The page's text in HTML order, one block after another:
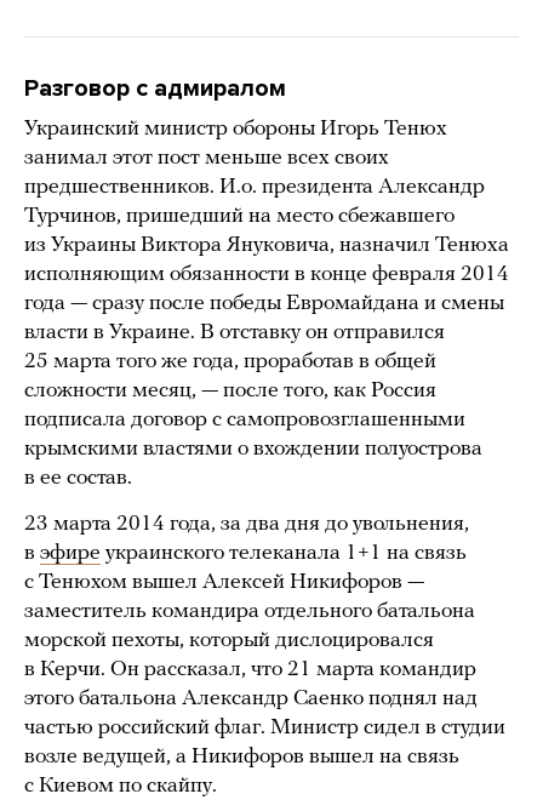
Разговор с адмиралом
Украинский министр обороны Игорь Тенюх
занимал этот пост меньше всех своих
предшественников. И.о. президента Александр
Турчинов, пришедший на место сбежавшего
из Украины Виктора Януковича, назначил Тенюха
исполняющим обязанности в конце февраля 2014
года — сразу после победы Евромайдана и смены
власти в Украине. В отставку он отправился
25 марта того же года, проработав в общей
сложности месяц, — после того, как Россия
подписала договор с самопровозглашенными
крымскими властями о вхождении полуострова
в ее состав.
23 марта 2014 года, за два дня до увольнения,
в эфире украинского телеканала 1+1 на связь
с Тенюхом вышел Алексей Никифоров —
заместитель командира отдельного батальона
морской пехоты, который дислоцировался
в Керчи. Он рассказал, что 21 марта командир
этого батальона Александр Саенко поднял над
частью российский флаг. Министр сидел в студии
возле ведущей, а Никифоров вышел на связь
с Киевом по скайпу.